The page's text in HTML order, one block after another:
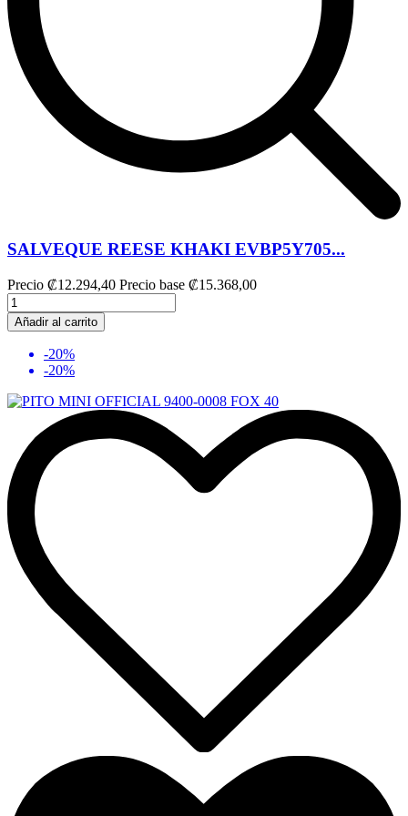
SALVEQUE REESE KHAKI EVBP5Y705...
Precio ₡12.294,40 Precio base ₡15.368,00
Añadir al carrito
-20%
-20%